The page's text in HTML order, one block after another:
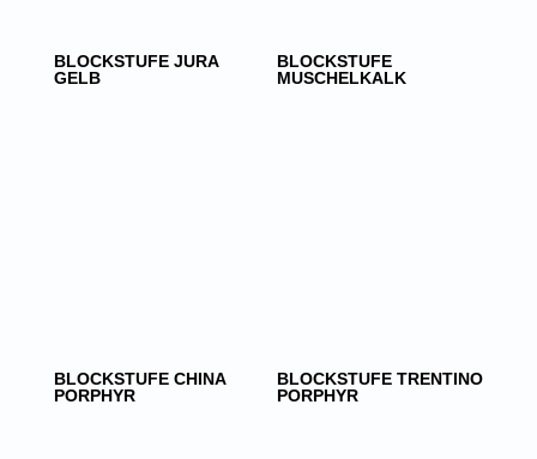
BLOCKSTUFE JURA
GELB
BLOCKSTUFE
MUSCHELKALK
BLOCKSTUFE CHINA
PORPHYR
BLOCKSTUFE TRENTINO
PORPHYR